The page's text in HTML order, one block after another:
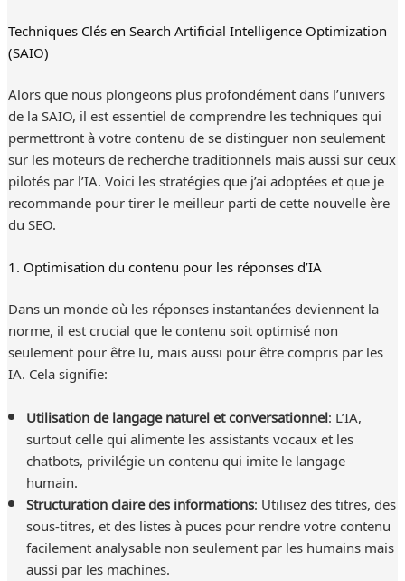
Techniques Clés en Search Artificial Intelligence Optimization
(SAIO)
Alors que nous plongeons plus profondément dans l’univers
de la SAIO, il est essentiel de comprendre les techniques qui
permettront à votre contenu de se distinguer non seulement
sur les moteurs de recherche traditionnels mais aussi sur ceux
pilotés par l’IA. Voici les stratégies que j’ai adoptées et que je
recommande pour tirer le meilleur parti de cette nouvelle ère
du SEO.
1. Optimisation du contenu pour les réponses d’IA
Dans un monde où les réponses instantanées deviennent la
norme, il est crucial que le contenu soit optimisé non
seulement pour être lu, mais aussi pour être compris par les
IA. Cela signifie:
Utilisation de langage naturel et conversationnel: L’IA,
surtout celle qui alimente les assistants vocaux et les
chatbots, privilégie un contenu qui imite le langage
humain.
Structuration claire des informations: Utilisez des titres, des
sous-titres, et des listes à puces pour rendre votre contenu
facilement analysable non seulement par les humains mais
aussi par les machines.